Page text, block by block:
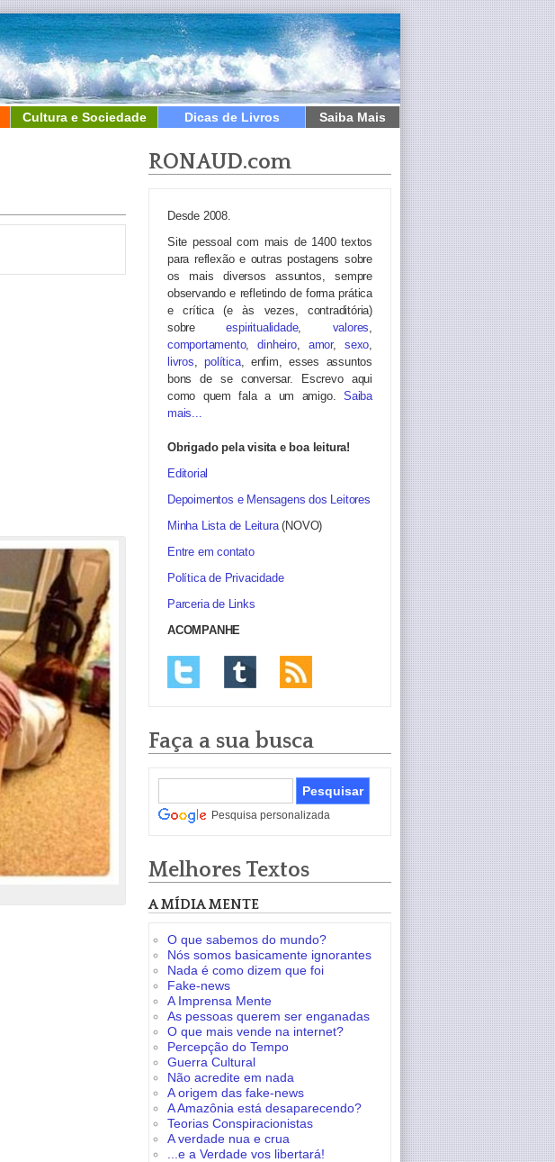
Cultura e Sociedade Dicas de Livros Saiba Mais
RONAUD.com
Desde 2008.
Site pessoal com mais de 1400 textos
para reflexão e outras postagens sobre
os mais diversos assuntos, sempre
observando e refletindo de forma prática
e crítica (e às vezes, contraditória)
sobreespiritualidade, valores,
comportamento,dinheiro, amor, sexo,
livros,política, enfim, esses assuntos
bons de se conversar. Escrevo aqui
como quem fala a um amigo. Saiba
mais...
Obrigado pela visita e boa leitura!
Editorial
Depoimentos e Mensagens dos Leitores
Minha Lista de Leitura(NOVO)
Entre em contato
Política de Privacidade
Parceria de Links
ACOMPANHE
Faça a sua busca
Pesquisa personalizada
Melhores Textos
A MÍDIA MENTE
O que sabemos do mundo?
Nós somos basicamente ignorantes
Nada é como dizem que foi
Fake-news
A Imprensa Mente
As pessoas querem ser enganadas
O que mais vende na internet?
Percepção do Tempo
Guerra Cultural
Não acredite em nada
A origem das fake-news
A Amazônia está desaparecendo?
Teorias Conspiracionistas
A verdade nua e crua
...e a Verdade vos libertará!